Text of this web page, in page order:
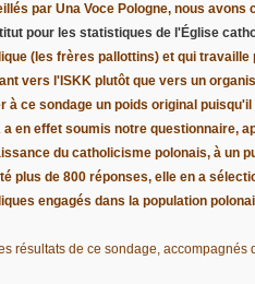
par Una Voce Pologne, nous
pour les statistiques de l'Église
(les frères pallottins) et qui travaille
vers l'ISKK plutôt que vers un
à ce sondage un poids original
a en effet soumis notre questionnaire,
du catholicisme polonais, à un
plus de 800 réponses, elle en a
engagés dans la population
résultats de ce sondage, accompagnés